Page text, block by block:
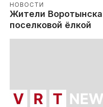
НОВОСТИ
Жители
поселковой ёлкой